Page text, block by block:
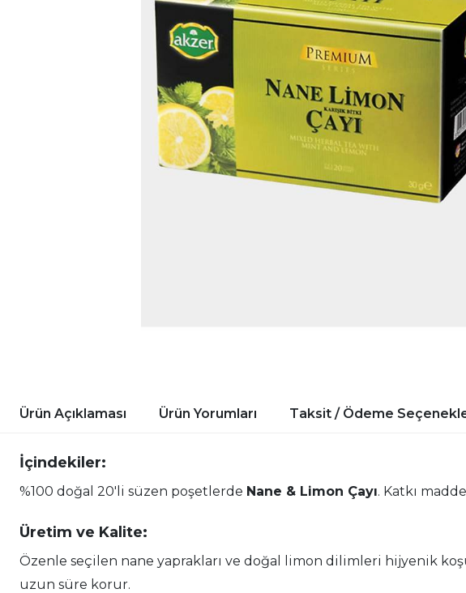
Ürün Açıklaması Taksit / Ödeme
Ürün Yorumları
İçindekiler:
%100 doğal 20'li süzen poşetlerde Nane & Limon Çayı. Katkı
Üretim ve Kalite:
Özenle seçilen nane yaprakları ve doğal limon dilimleri hijyenik
uzun süre korur.